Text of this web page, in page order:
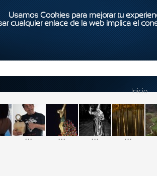
Usamos Cookies para mejorar tu
cualquier enlace de la web implica el
Inicio
... ... ... ...